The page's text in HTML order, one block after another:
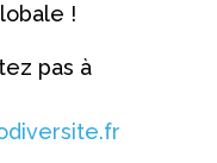
!
pas à